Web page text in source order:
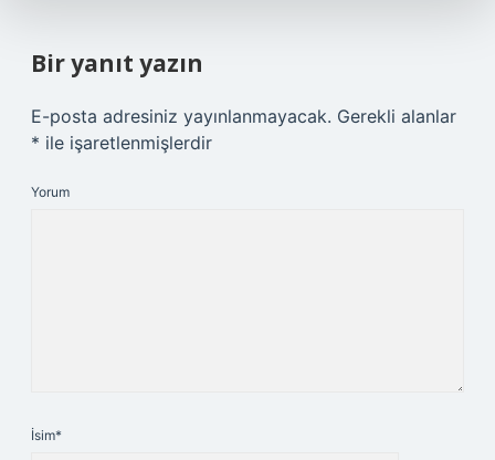
Bir yanıt yazın
E-posta adresiniz yayınlanmayacak. Gerekli alanlar
* ile işaretlenmişlerdir
Yorum
İsim*